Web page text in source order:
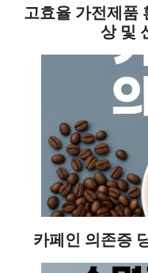
고효율 가전제품
상 및
카페인 의존증